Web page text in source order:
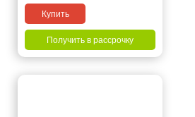
Купить
Получить в рассрочку